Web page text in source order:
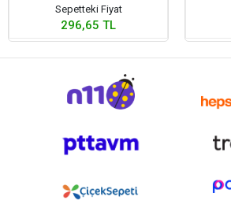
Sepetteki Fiyat
296,65 TL